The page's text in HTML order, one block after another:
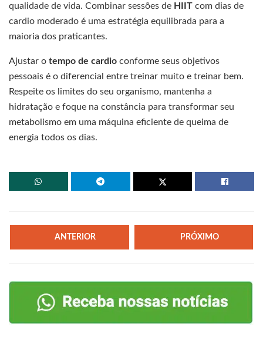
qualidade de vida. Combinar sessões de HIIT com dias de
cardio moderado é uma estratégia equilibrada para a
maioria dos praticantes.
Ajustar o tempo de cardio conforme seus objetivos
pessoais é o diferencial entre treinar muito e treinar bem.
Respeite os limites do seu organismo, mantenha a
hidratação e foque na constância para transformar seu
metabolismo em uma máquina eficiente de queima de
energia todos os dias.
ANTERIOR PRÓXIMO